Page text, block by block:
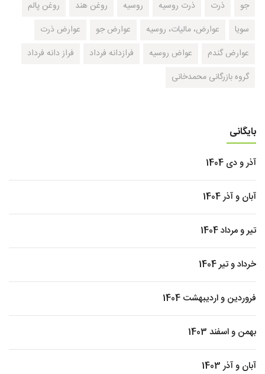
جو ذرت ذرت روسیه روسیه روغن هند
روغن پالم
سویا
عوارض، مالیات، روسیه عوارض جو
عوارض ذرت
عوارض گندم
عواض روسیه فرازدانه فرداد
فراز دانه فرداد
گروه بازرگانی محمدخانی
بایگانی
آذر و دی 1404
آبان و آذر 1404
تیر و مرداد 1404
خرداد و تیر 1404
فروردین و اردیبهشت 1404
بهمن و اسفند 1403
آبان و آذر 1403